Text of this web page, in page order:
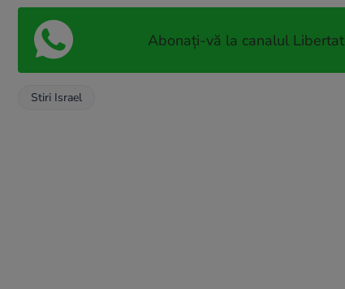
Abonați-vă la canalul
Stiri Israel